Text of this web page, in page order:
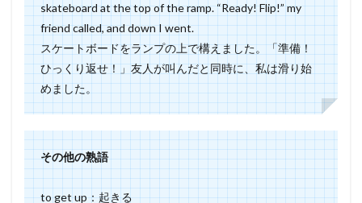
skateboard at the top of the ramp. “Ready! Flip!” my
friend called, and down I went.
スケートボードをランプの上で構えました。「準備！
ひっくり返せ！」友人が叫んだと同時に、私は滑り始
めました。
その他の熟語
to get up：起きる